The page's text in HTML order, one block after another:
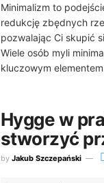
Minimalizm to
redukcję zbędnych
pozwalając Ci skupić
Wiele osób myli
kluczowym
Hygge w
stworzyć
by Jakub Szczepański